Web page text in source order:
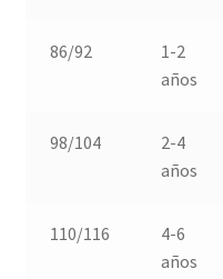
86/92
1-2
años
98/104
2-4
años
110/116
4-6
años